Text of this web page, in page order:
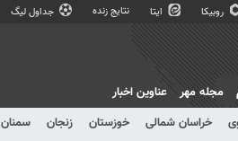
روبیکا ایتا نتایج زنده جداول لیگ
خراسان شمالی خوزستان زنجان سمنان
مجله مهر عناوین اخبار